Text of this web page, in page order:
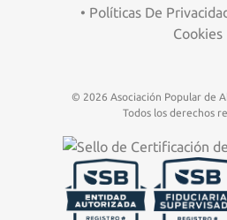
• Políticas De
Cookies
© 2026 Asociación Popular de
Todos los derechos